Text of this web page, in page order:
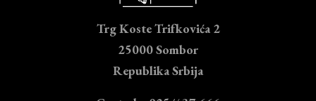
Trg Koste Trifkovića 2
25000 Sombor
Republika Srbija